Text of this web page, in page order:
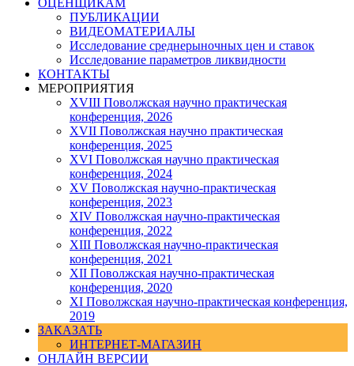
ОЦЕНЩИКАМ
ПУБЛИКАЦИИ
ВИДЕОМАТЕРИАЛЫ
Исследование среднерыночных цен и ставок
Исследование параметров ликвидности
КОНТАКТЫ
МЕРОПРИЯТИЯ
XVIII Поволжская научно практическая
конференция, 2026
XVII Поволжская научно практическая
конференция, 2025
XVI Поволжская научно практическая
конференция, 2024
ХV Поволжская научно-практическая
конференция, 2023
ХIV Поволжская научно-практическая
конференция, 2022
ХIII Поволжская научно-практическая
конференция, 2021
ХII Поволжская научно-практическая
конференция, 2020
XI Поволжская научно-практическая конференция,
2019
ЗАКАЗАТЬ
ИНТЕРНЕТ-МАГАЗИН
ОНЛАЙН ВЕРСИИ